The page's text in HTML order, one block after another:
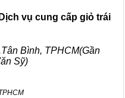
vụ cung cấp giỏ trái
Bình, TPHCM(Gần
Sỹ)